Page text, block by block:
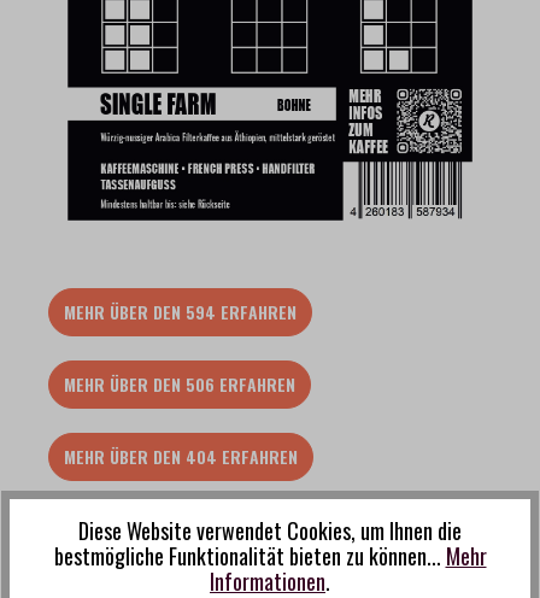
MEHR ÜBER DEN 594 ERFAHREN
MEHR ÜBER DEN 506 ERFAHREN
MEHR ÜBER DEN 404 ERFAHREN
MEHR ÜBER DEN 604 ERFAHREN
Diese Website verwendet Cookies, um Ihnen die
bestmögliche Funktionalität bieten zu können... Mehr
Informationen.